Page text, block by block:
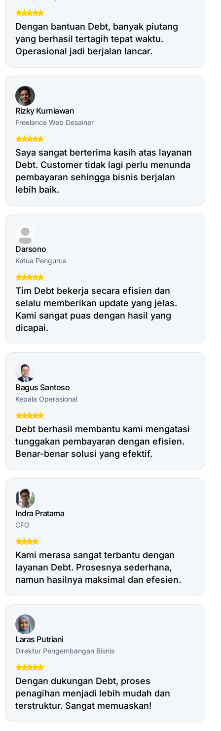
Dengan bantuan Debt, banyak piutang
yang berhasil tertagih tepat waktu.
Operasional jadi berjalan lancar.
Rizky Kurniawan
Freelance Web Desainer
Saya sangat berterima kasih atas layanan
Debt. Customer tidak lagi perlu menunda
pembayaran sehingga bisnis berjalan
lebih baik.
Darsono
Ketua Pengurus
Tim Debt bekerja secara efisien dan
selalu memberikan update yang jelas.
Kami sangat puas dengan hasil yang
dicapai.
Bagus Santoso
Kepala Operasional
Debt berhasil membantu kami mengatasi
tunggakan pembayaran dengan efisien.
Benar-benar solusi yang efektif.
Indra Pratama
CFO
Kami merasa sangat terbantu dengan
layanan Debt. Prosesnya sederhana,
namun hasilnya maksimal dan efesien.
Laras Putriani
Direktur Pengembangan Bisnis
Dengan dukungan Debt, proses
penagihan menjadi lebih mudah dan
terstruktur. Sangat memuaskan!